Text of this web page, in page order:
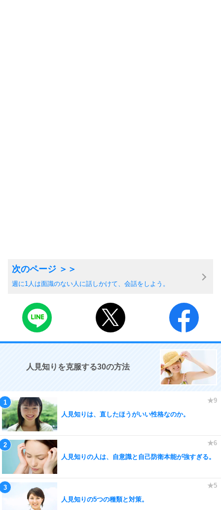
週に1人は面識のない人に話しかけて、会話をしよう。
人見知りを克服する30の方法
人見知りは、直したほうがいい性格なのか。
人見知りの人は、自意識と自己防衛本能が強すぎる。
人見知りの5つの種類と対策。